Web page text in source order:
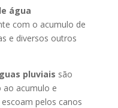
água
com o acumulo de
e diversos outros
pluviais são
ao acumulo e
pelos canos